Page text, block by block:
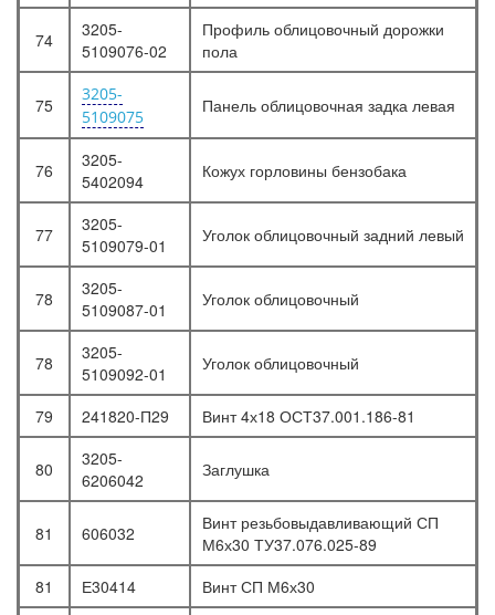
74
3205-
5109076-02
Профиль облицовочный дорожки
пола
75
3205-
5109075
Панель облицовочная задка левая
76
3205-
5402094
Кожух горловины бензобака
77
3205-
5109079-01
Уголок облицовочный задний левый
78
3205-
5109087-01
Уголок облицовочный
78
3205-
5109092-01
Уголок облицовочный
79 241820-П29 Винт 4х18 ОСТ37.001.186-81
80
3205-
6206042
Заглушка
81 606032
Винт резьбовыдавливающий СП
М6х30 ТУ37.076.025-89
81
Е30414 Винт СП М6х30